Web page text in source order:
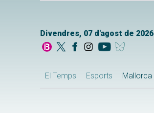
Divendres, 07 d'agost de 2026
El Temps Esports Mallorca